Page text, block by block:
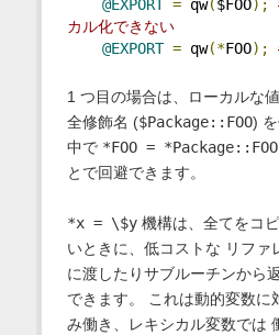
@EXPORT = qw($FOO);
カル化できない
@EXPORT = qw(*FOO);
1 つ目の場合は、ローカルな
全修飾名 ($Package::FOO)
中で *FOO = *Package::FOO
とで回避できます。
*x = \$y機構は、全てをコ
いときに、低コストな リファ
に渡したりサブルーチンから
できます。 これは動的変数に
み働き、レキシカル変数では